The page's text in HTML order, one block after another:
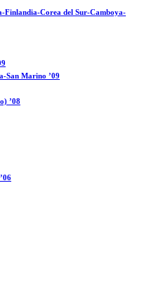
Finlandia-Corea del Sur-Camboya-
San Marino ’09
’08